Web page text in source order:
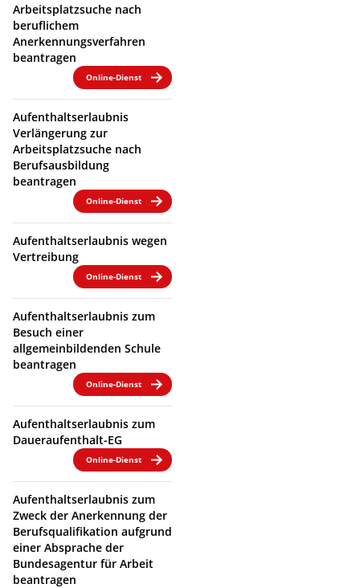
Arbeitsplatzsuche nach
beruflichem
Anerkennungsverfahren
beantragen
Online-Dienst
Aufenthaltserlaubnis
Verlängerung zur
Arbeitsplatzsuche nach
Berufsausbildung
beantragen
Online-Dienst
Aufenthaltserlaubnis wegen
Vertreibung
Online-Dienst
Aufenthaltserlaubnis zum
Besuch einer
allgemeinbildenden Schule
beantragen
Online-Dienst
Aufenthaltserlaubnis zum
Daueraufenthalt-EG
Online-Dienst
Aufenthaltserlaubnis zum
Zweck der Anerkennung der
Berufsqualifikation aufgrund
einer Absprache der
Bundesagentur für Arbeit
beantragen